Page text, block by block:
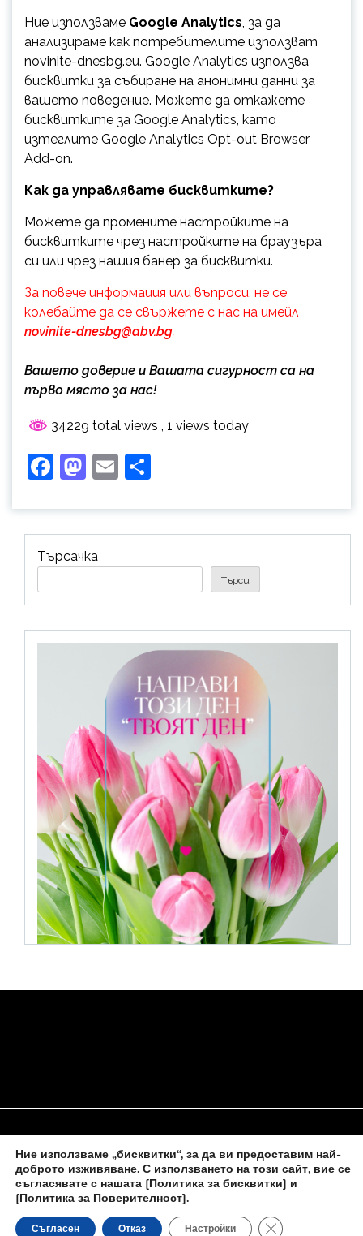
Ние използваме Google Analytics, за да
анализираме как потребителите използват
novinite-dnesbg.eu. Google Analytics използва
бисквитки за събиране на анонимни данни за
вашето поведение. Можете да откажете
бисквитките за Google Analytics, като
изтеглите Google Analytics Opt-out Browser
Add-on.
Как да управлявате бисквитките?
Можете да промените настройките на
бисквитките чрез настройките на браузъра
си или чрез нашия банер за бисквитки.
За повече информация или въпроси, не се
колебайте да се свържете с нас на имейл
novinite-dnesbg@abv.bg.
Вашето доверие и Вашата сигурност са на
първо място за нас!
34229 total views , 1 views today
Facebook
Mastodon
Email
Търсачка
Търси
НАЧАЛО ЗА НАС ПОЛИТИКА ЗА БИСКВИТКИ
КОНТАКТИ С НАС
Ние използваме „бисквитки“, за да ви предоставим най-
доброто изживяване. С използването на този сайт, вие се
съгласявате с нашата [Политика за бисквитки] и
[Политика за Поверителност].
Съгласен Отказ Настройки Close GDPR